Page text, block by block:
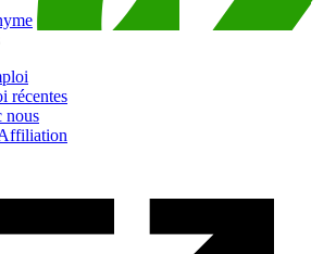
récentes
nous